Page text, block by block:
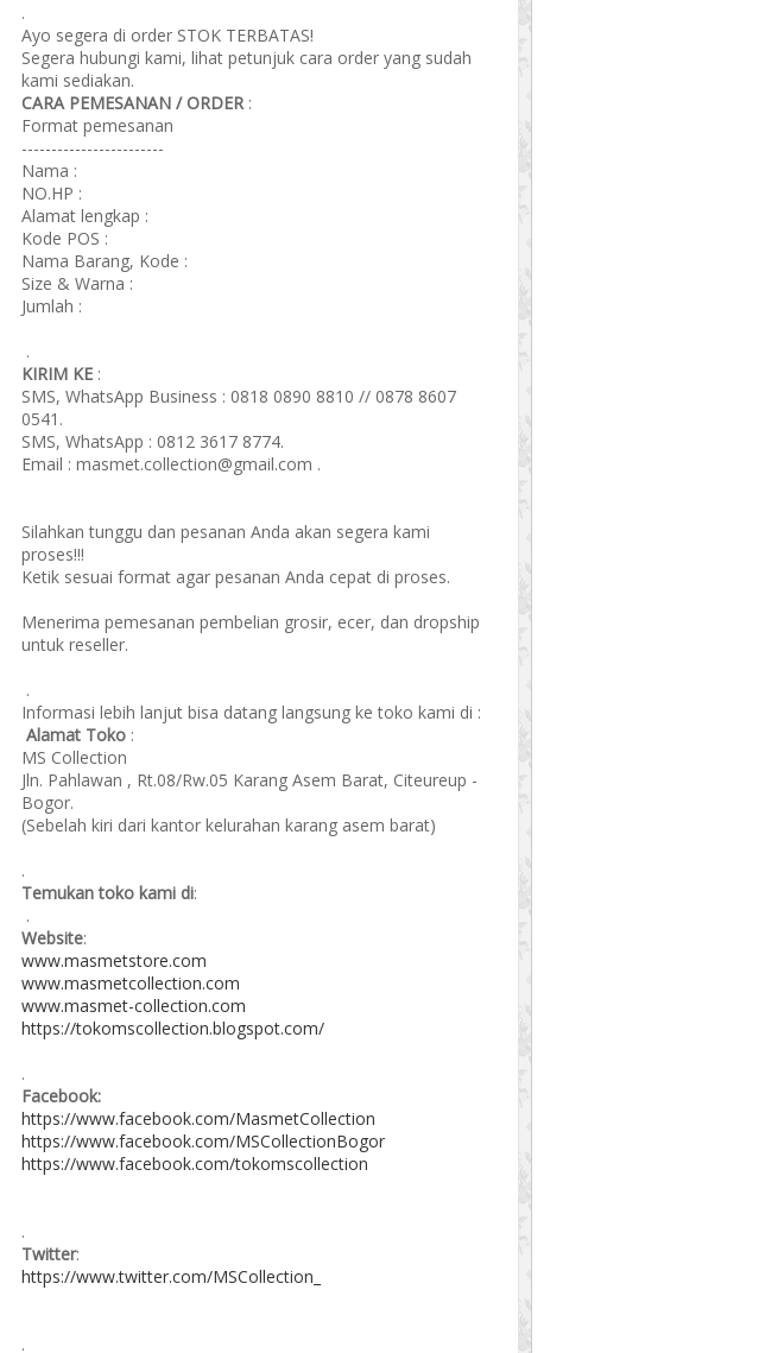
.
Ayo segera di order STOK TERBATAS!
Segera hubungi kami, lihat petunjuk cara order yang sudah
kami sediakan.
CARA PEMESANAN / ORDER:
Format pemesanan
------------------------
Nama :
NO.HP :
Alamat lengkap :
Kode POS :
Nama Barang, Kode :
Size & Warna :
Jumlah :
.
KIRIM KE :
SMS, WhatsApp Business : 0818 0890 8810 // 0878 8607
0541.
SMS, WhatsApp : 0812 3617 8774.
Email : masmet.collection@gmail.com .
Silahkan tunggu dan pesanan Anda akan segera kami
proses!!!
Ketik sesuai format agar pesanan Anda cepat di proses.
Menerima pemesanan pembelian grosir, ecer, dan dropship
untuk reseller.
.
Informasi lebih lanjut bisa datang langsung ke toko kami di :
Alamat Toko :
MS Collection
Jln. Pahlawan , Rt.08/Rw.05 Karang Asem Barat, Citeureup -
Bogor.
(Sebelah kiri dari kantor kelurahan karang asem barat)
.
Temukan toko kami di:
.
Website:
www.masmetstore.com
www.masmetcollection.com
www.masmet-collection.com
https://tokomscollection.blogspot.com/
.
Facebook:
https://www.facebook.com/MasmetCollection
https://www.facebook.com/MSCollectionBogor
https://www.facebook.com/tokomscollection
.
Twitter:
https://www.twitter.com/MSCollection_
.